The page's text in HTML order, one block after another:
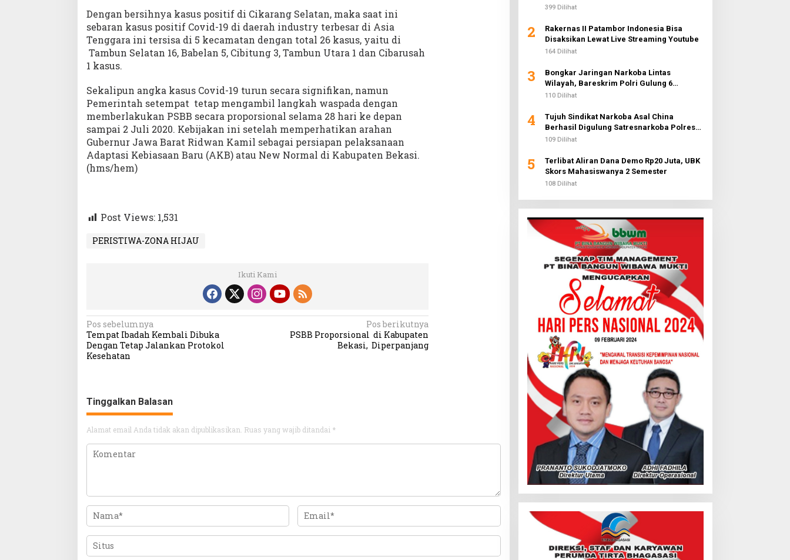
Dengan bersihnya kasus positif di Cikarang Selatan, maka saat ini
sebaran kasus positif Covid-19 di daerah industry terbesar di Asia
Tenggara ini tersisa di 5 kecamatan dengan total 26 kasus, yaitu di
Tambun Selatan 16, Babelan 5, Cibitung 3, Tambun Utara 1 dan Cibarusah
1 kasus.
Sekalipun angka kasus Covid-19 turun secara signifikan, namun
Pemerintah setempat tetap mengambil langkah waspada dengan
memberlakukan PSBB secara proporsional selama 28 hari ke depan
sampai 2 Juli 2020. Kebijakan ini setelah memperhatikan arahan
Gubernur Jawa Barat Ridwan Kamil sebagai persiapan pelaksanaan
Adaptasi Kebiasaan Baru (AKB) atau New Normal di Kabupaten Bekasi.
(hms/hem)
Post Views: 1,531
PERISTIWA-ZONA HIJAU
Ikuti Kami
Navigasi
pos
Pos sebelumnya
Tempat Ibadah Kembali Dibuka
Dengan Tetap Jalankan Protokol
Kesehatan
Pos berikutnya
PSBB Proporsional di Kabupaten
Bekasi, Diperpanjang
Tinggalkan Balasan
Alamat email Anda tidak akan dipublikasikan. Ruas yang wajib ditandai *
Evaluasi Program Kerja
399 Dilihat
2
Rakernas II Patambor Indonesia Bisa
Disaksikan Lewat Live Streaming Youtube
164 Dilihat
3
Bongkar Jaringan Narkoba Lintas
Wilayah, Bareskrim Polri Gulung 6
Pengedar dan Buru 2 DPO
110 Dilihat
4
Tujuh Sindikat Narkoba Asal China
Berhasil Digulung Satresnarkoba Polres
Metro Jakarta Barat
109 Dilihat
5
Terlibat Aliran Dana Demo Rp20 Juta, UBK
Skors Mahasiswanya 2 Semester
108 Dilihat